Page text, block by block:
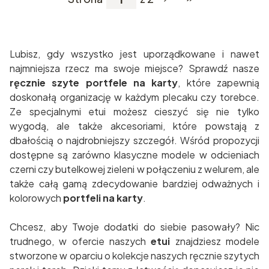
Przejdź do
Lubisz, gdy wszystko jest uporządkowane i nawet
najmniejsza rzecz ma swoje miejsce? Sprawdź nasze
ręcznie szyte portfele na karty, które zapewnią
doskonałą organizację w każdym plecaku czy torebce.
Ze specjalnymi etui możesz cieszyć się nie tylko
wygodą, ale także akcesoriami, które powstają z
dbałością o najdrobniejszy szczegół. Wśród propozycji
dostępne są zarówno klasyczne modele w odcieniach
czerni czy butelkowej zieleni w połączeniu z welurem, ale
także całą gamą zdecydowanie bardziej odważnych i
kolorowych portfeli na karty.
Chcesz, aby Twoje dodatki do siebie pasowały? Nic
trudnego, w ofercie naszychetui znajdziesz modele
stworzone w oparciu o kolekcje naszych ręcznie szytych